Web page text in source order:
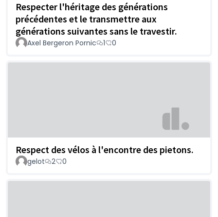
Respecter l'héritage des générations
précédentes et le transmettre aux
générations suivantes sans le travestir.
Axel Bergeron Pornic 1 0
Respect des vélos à l'encontre des pietons.
gelot 2 0